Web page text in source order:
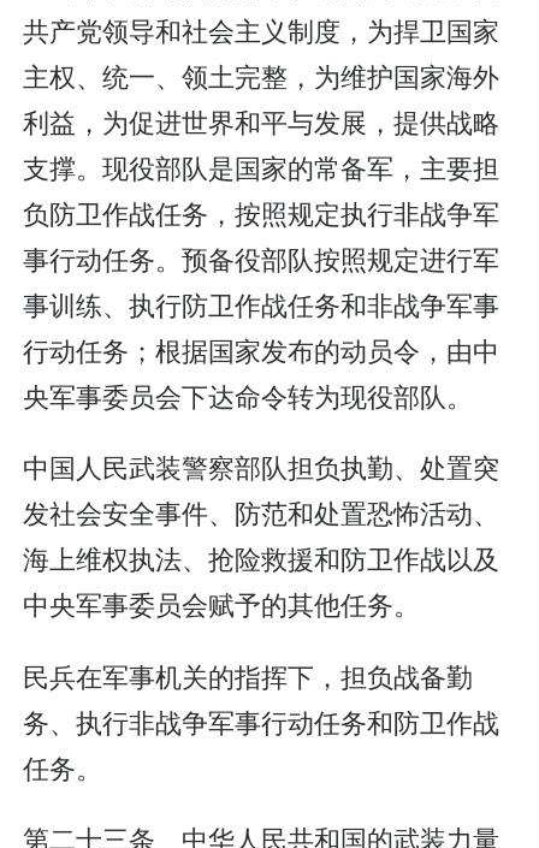
共产党领导和社会主义制度，为捍卫国家
主权、统一、领土完整，为维护国家海外
利益，为促进世界和平与发展，提供战略
支撑。现役部队是国家的常备军，主要担
负防卫作战任务，按照规定执行非战争军
事行动任务。预备役部队按照规定进行军
事训练、执行防卫作战任务和非战争军事
行动任务；根据国家发布的动员令，由中
央军事委员会下达命令转为现役部队。
中国人民武装警察部队担负执勤、处置突
发社会安全事件、防范和处置恐怖活动、
海上维权执法、抢险救援和防卫作战以及
中央军事委员会赋予的其他任务。
民兵在军事机关的指挥下，担负战备勤
务、执行非战争军事行动任务和防卫作战
任务。
第二十三条 中华人民共和国的武装力量